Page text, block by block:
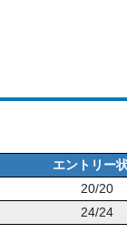
エントリー
20/20
24/24